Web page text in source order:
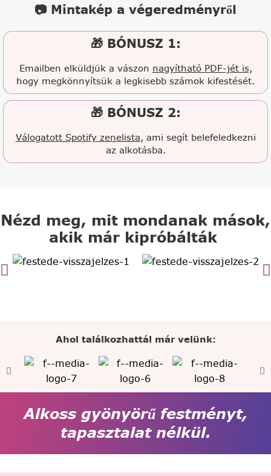
📷 Mintakép a végeredményről
🎁 BÓNUSZ 1:
Emailben elküldjük a vászon nagyítható PDF-jét is,
hogy megkönnyítsük a legkisebb számok kifestését.
🎁 BÓNUSZ 2:
Válogatott Spotify zenelista, ami segít belefeledkezni
az alkotásba.
Nézd meg, mit mondanak mások,
akik már kipróbálták
Ahol találkozhattál már velünk:
Alkoss gyönyörű festményt,
tapasztalat nélkül.